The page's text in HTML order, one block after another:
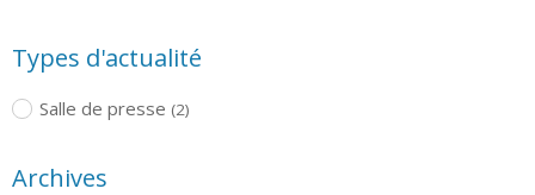
Types d'actualité
Salle de presse (2)
Archives